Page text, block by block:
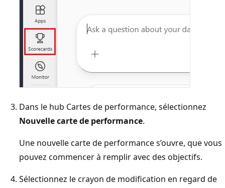
Dans le hub Cartes de performance, sélectionnez
Nouvelle carte de performance.
Une nouvelle carte de performance s’ouvre, que vous
pouvez commencer à remplir avec des objectifs.
Sélectionnez le crayon de modification en regard de